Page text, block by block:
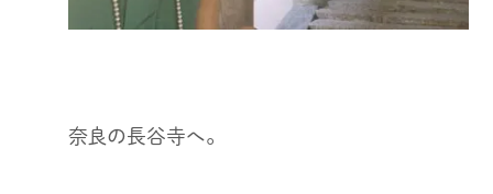
奈良の長谷寺へ。